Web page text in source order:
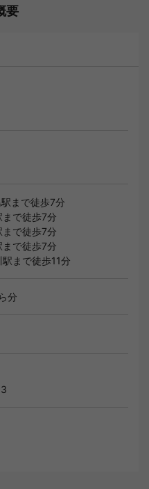
要
まで徒歩7分
まで徒歩7分
まで徒歩7分
まで徒歩7分
駅 まで徒歩11分
分